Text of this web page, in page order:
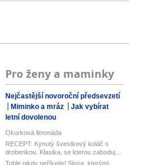
Pro ženy a maminky
Nejčastější novoroční předsevzetí
Miminko a mráz
Jak vybírat
letní dovolenou
Okurková limonáda
RECEPT: Kynutý švestkový koláč s
drobenkou. Klasika, se kterou zaboduj...
Tohle nikdy neříkejte! Slova, kterými